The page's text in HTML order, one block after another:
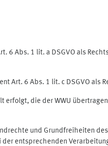
6 Abs. 1 lit. a DSGVO als
Art. 6 Abs. 1 lit. c DSGVO als
die der WWU
und Grundfreiheiten
der entsprechenden